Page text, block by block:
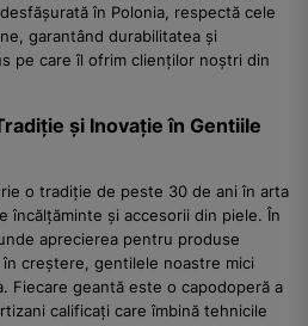
în Polonia, respectă cele
garantând durabilitatea și
pe care îl ofrim clienților noștri din
și Inovație în Gentiile
o tradiție de peste 30 de ani în arta
încălțăminte și accesorii din piele. În
aprecierea pentru produse
creștere, gentilele noastre mici
Fiecare geantă este o capodoperă a
calificați care îmbină tehnicile